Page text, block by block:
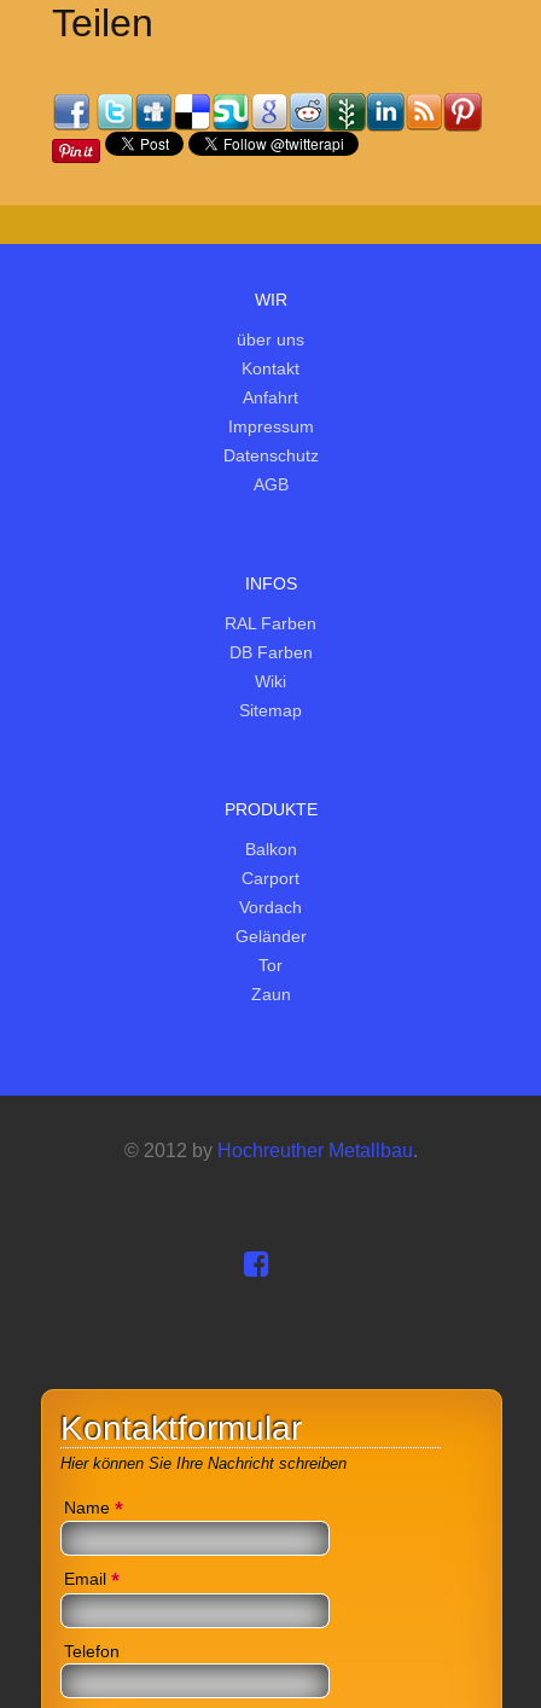
Teilen
WIR
über uns
Kontakt
Anfahrt
Impressum
Datenschutz
AGB
INFOS
RAL Farben
DB Farben
Wiki
Sitemap
PRODUKTE
Balkon
Carport
Vordach
Geländer
Tor
Zaun
© 2012 by Hochreuther Metallbau.
Kontaktformular
Hier können Sie Ihre Nachricht schreiben
Name *
Email *
Telefon